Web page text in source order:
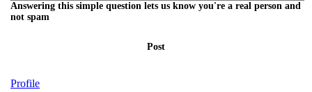
Answering this simple question lets us know you're a real person and
not spam
Post
Profile